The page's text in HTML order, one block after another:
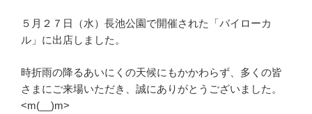
５月２７日（水）長池公園で開催された「バイローカ
ル」に出店しました。
時折雨の降るあいにくの天候にもかかわらず、多くの皆
さまにご来場いただき、誠にありがとうございました。
<m(__)m>